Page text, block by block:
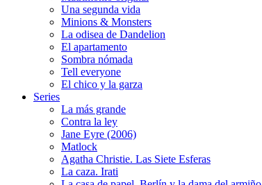
Una segunda vida
Minions & Monsters
La odisea de Dandelion
El apartamento
Sombra nómada
Tell everyone
El chico y la garza
Series
La más grande
Contra la ley
Jane Eyre (2006)
Matlock
Agatha Christie. Las Siete Esferas
La caza. Irati